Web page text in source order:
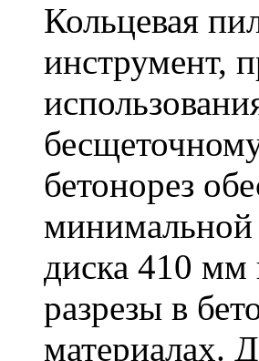
Кольцевая
инструмент,
бетонорез
диска 410 мм
разрезы в
материалах.